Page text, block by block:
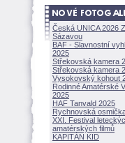
Česká UNICA 2026
Sázavou
BAF - Slavnostní
2025
Střekovská kamera
Střekovská kamera
Vysokovský kohout
Rodinné Amatérské
2025
HAF Tanvald 2025
Rychnovská
XXI. Festival
amatérských filmů
KAPITÁN KID